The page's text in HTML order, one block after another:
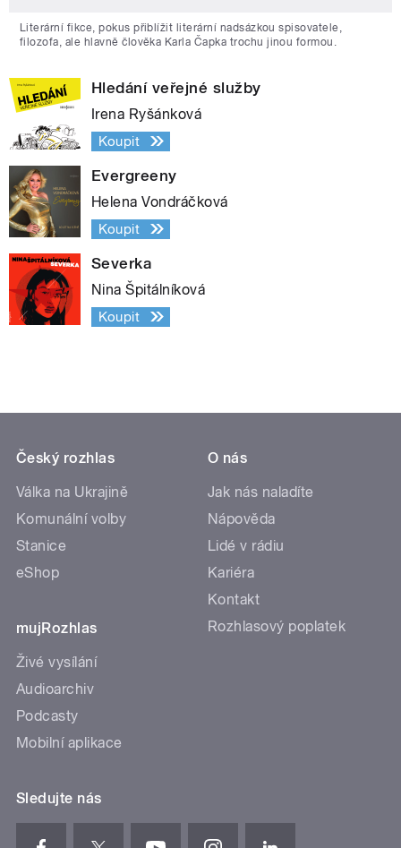
Literární fikce, pokus přiblížit literární nadsázkou spisovatele,
filozofa, ale hlavně člověka Karla Čapka trochu jinou formou.
Hledání veřejné služby
Irena Ryšánková
Koupit
Evergreeny
Helena Vondráčková
Koupit
Severka
Nina Špitálníková
Koupit
Český rozhlas
Válka na Ukrajině
Komunální volby
Stanice
eShop
mujRozhlas
Živé vysílání
Audioarchiv
Podcasty
Mobilní aplikace
O nás
Jak nás naladíte
Nápověda
Lidé v rádiu
Kariéra
Kontakt
Rozhlasový poplatek
Sledujte nás